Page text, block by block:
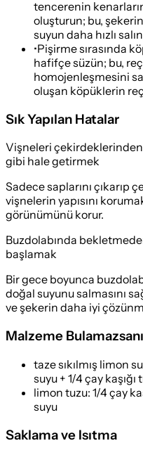
tencerenin
oluşturun; bu,
suyun daha hızlı
•Pişirme sırasında
hafifçe süzün; bu,
homojenleşmesini
oluşan köpüklerin
Sık Yapılan Hatalar
Vişneleri çekirdeklerinden
gibi hale getirmek
Sadece saplarını çıkarıp
vişnelerin yapısını
görünümünü korur.
Buzdolabında
başlamak
Bir gece boyunca
doğal suyunu salmasını
ve şekerin daha iyi
Malzeme
taze sıkılmış limon
suyu + 1/4 çay kaşığı
limon tuzu: 1/4 çay
suyu
Saklama ve Isıtma